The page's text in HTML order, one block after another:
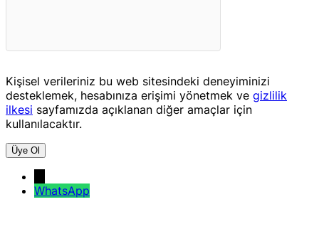
Kişisel verileriniz bu web sitesindeki deneyiminizi
desteklemek, hesabınıza erişimi yönetmek ve gizlilik
ilkesi sayfamızda açıklanan diğer amaçlar için
kullanılacaktır.
Üye Ol
WhatsApp